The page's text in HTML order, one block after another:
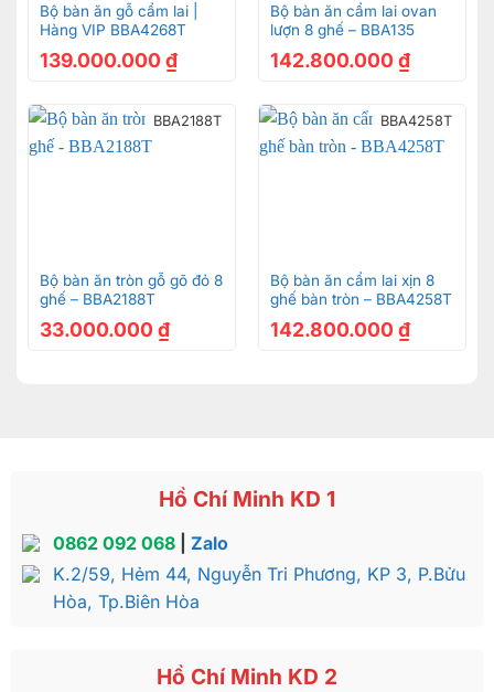
Bộ bàn ăn gõ đỏ BBA216GL được sơn 7 lớp PU cao cấp
cùng công nghệ tráng gương tân tiến mang đến vẻ
ngoài bóng loáng vô cùng sang trọng
Bộ bàn ăn gỗ cẩm lai |
Hàng VIP BBA4268T
139.000.000 ₫
Bộ bàn ăn cẩm lai ovan
lượn 8 ghế – BBA135
142.800.000 ₫
BBA2188T
Bộ bàn ăn tròn gỗ gõ đỏ 8
ghế – BBA2188T
33.000.000 ₫
BBA4258T
Bộ bàn ăn cẩm lai xịn 8
ghế bàn tròn – BBA4258T
142.800.000 ₫
Hồ Chí Minh KD 1
0862 092 068| Zalo
K.2/59, Hẻm 44, Nguyễn Tri Phương, KP 3, P.Bửu
Hòa, Tp.Biên Hòa
Hồ Chí Minh KD 2